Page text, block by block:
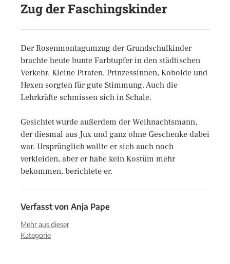
Zug der Faschingskinder
Der Rosenmontagumzug der Grundschulkinder
brachte heute bunte Farbtupfer in den städtischen
Verkehr. Kleine Piraten, Prinzessinnen, Kobolde und
Hexen sorgten für gute Stimmung. Auch die
Lehrkräfte schmissen sich in Schale.
Gesichtet wurde außerdem der Weihnachtsmann,
der diesmal aus Jux und ganz ohne Geschenke dabei
war. Ursprünglich wollte er sich auch noch
verkleiden, aber er habe kein Kostüm mehr
bekommen, berichtete er.
Verfasst von Anja Pape
Mehr aus dieser
Kategorie